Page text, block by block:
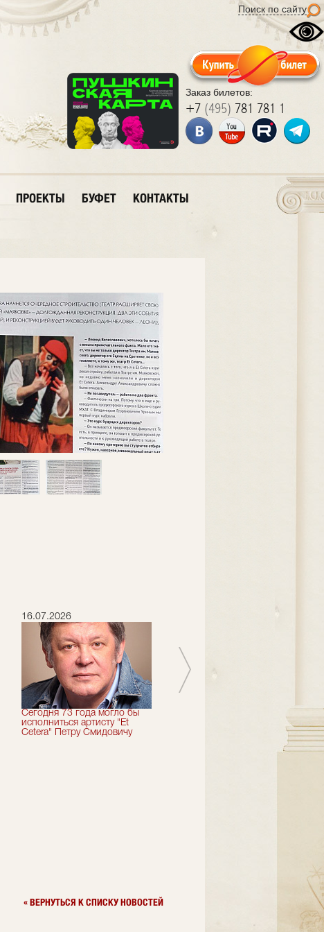
Поиск по сайту
Заказ билетов:
+7 (495) 781 781 1
ПРОЕКТЫ БУФЕТ КОНТАКТЫ
16.07.2026
Сегодня 73 года могло бы
исполниться артисту "Et
Cetera" Петру Смидовичу
отмечает актер "Et Cetera" -
« ВЕРНУТЬСЯ К СПИСКУ НОВОСТЕЙ